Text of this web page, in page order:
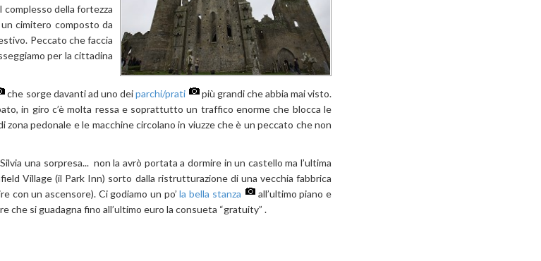
complesso della fortezza
cimitero composto da
Peccato che faccia
per la cittadina
che sorge davanti ad uno deiparchi/prati
più grandi che abbia mai visto.
in giro c’è molta ressa e soprattutto un traffico enorme che blocca le
pedonale e le macchine circolano in viuzze che è un peccato che non
una sorpresa... non la avrò portata a dormire in un castello ma l’ultima
Village (il Park Inn) sorto dalla ristrutturazione di una vecchia fabbrica
con un ascensore). Ci godiamo un po’la bella stanza
all’ultimo piano e
si guadagna fino all’ultimo euro la consueta “gratuity” .